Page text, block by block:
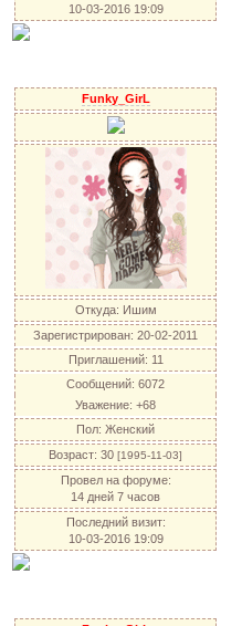
10-03-2016 19:09
Funky_GirL
Откуда: Ишим
Зарегистрирован: 20-02-2011
Приглашений: 11
Сообщений: 6072
Уважение: +68
Пол: Женский
Возраст: 30 [1995-11-03]
Провел на форуме:
14 дней 7 часов
Последний визит:
10-03-2016 19:09